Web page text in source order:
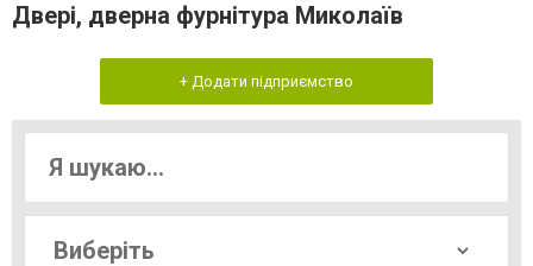
Двері, дверна фурнітура Миколаїв
+ Додати підприємство